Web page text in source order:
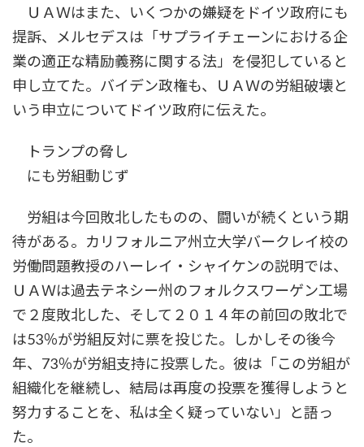
ＵＡＷはまた、いくつかの嫌疑をドイツ政府にも
提訴、メルセデスは「サプライチェーンにおける企
業の適正な精励義務に関する法」を侵犯していると
申し立てた。バイデン政権も、ＵＡＷの労組破壊と
いう申立についてドイツ政府に伝えた。
トランプの脅し
にも労組動じず
労組は今回敗北したものの、闘いが続くという期
待がある。カリフォルニア州立大学バークレイ校の
労働問題教授のハーレイ・シャイケンの説明では、
ＵＡＷは過去テネシー州のフォルクスワーゲン工場
で２度敗北した、そして２０１４年の前回の敗北で
は53％が労組反対に票を投じた。しかしその後今
年、73％が労組支持に投票した。彼は「この労組が
組織化を継続し、結局は再度の投票を獲得しようと
努力することを、私は全く疑っていない」と語っ
た。